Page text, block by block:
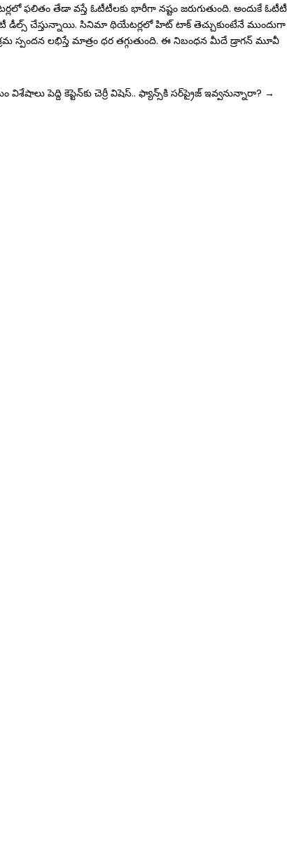
ఫలితం తేడా వస్తే ఓటీటీలకు భారీగా నష్టం జరుగుతుంది. అందుకే ఓటీటీ
డీల్స్ చేస్తున్నాయి. సినిమా థియేటర్లలో హిట్ టాక్ తెచ్చుకుంటేనే ముందుగా
స్పందన లభిస్తే మాత్రం ధర తగ్గుతుంది. ఈ నిబంధన మీదే డ్రాగన్ మూవీ
విశేషాలు పెద్ది కెప్టెన్‌కు చెర్రీ విషెస్.. ఫ్యాన్స్‌కి సర్‌ప్రైజ్‌ ఇవ్వనున్నారా? →